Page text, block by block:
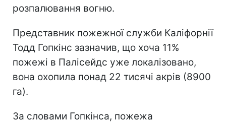
розпалювання вогню.
Представник пожежної служби Каліфорнії
Тодд Гопкінс зазначив, що хоча 11%
пожежі в Палісейдс уже локалізовано,
вона охопила понад 22 тисячі акрів (8900
га).
За словами Гопкінса, пожежа